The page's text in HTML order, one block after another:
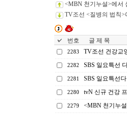
<MBN 천기누설>에서
TV조선 <질병의 법칙
번호 글 제 목
2283 TV조선 건강교
2282 SBS 일요특선
2281 SBS 일요특선
2280 tvN 신규 건강
2279 <MBN 천기누